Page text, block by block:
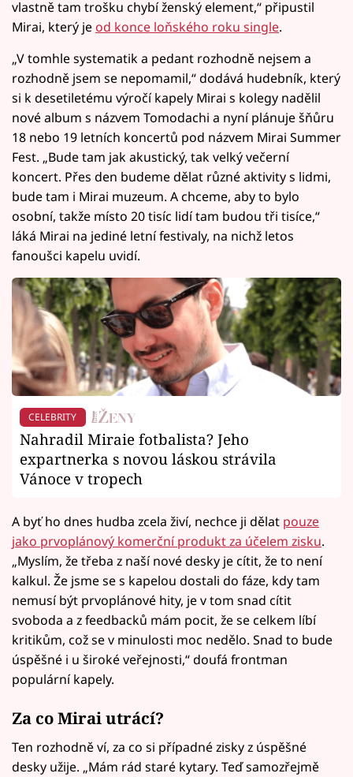
vlastně tam trošku chybí ženský element,“ připustil
Mirai, který je od konce loňského roku single.
„V tomhle systematik a pedant rozhodně nejsem a
rozhodně jsem se nepomamil,“ dodává hudebník, který
si k desetiletému výročí kapely Mirai s kolegy nadělil
nové album s názvem Tomodachi a nyní plánuje šňůru
18 nebo 19 letních koncertů pod názvem Mirai Summer
Fest. „Bude tam jak akustický, tak velký večerní
koncert. Přes den budeme dělat různé aktivity s lidmi,
bude tam i Mirai muzeum. A chceme, aby to bylo
osobní, takže místo 20 tisíc lidí tam budou tři tisíce,“
láká Mirai na jediné letní festivaly, na nichž letos
fanoušci kapelu uvidí.
CELEBRITY
Nahradil Miraie fotbalista? Jeho
expartnerka s novou láskou strávila
Vánoce v tropech
A byť ho dnes hudba zcela živí, nechce ji dělat pouze
jako prvoplánový komerční produkt za účelem zisku.
„Myslím, že třeba z naší nové desky je cítit, že to není
kalkul. Že jsme se s kapelou dostali do fáze, kdy tam
nemusí být prvoplánové hity, je v tom snad cítit
svoboda a z feedbacků mám pocit, že se celkem líbí
kritikům, což se v minulosti moc nedělo. Snad to bude
úspěšné i u široké veřejnosti,“ doufá frontman
populární kapely.
Za co Mirai utrácí?
Ten rozhodně ví, za co si případné zisky z úspěšné
desky užije. „Mám rád staré kytary. Teď samozřejmě